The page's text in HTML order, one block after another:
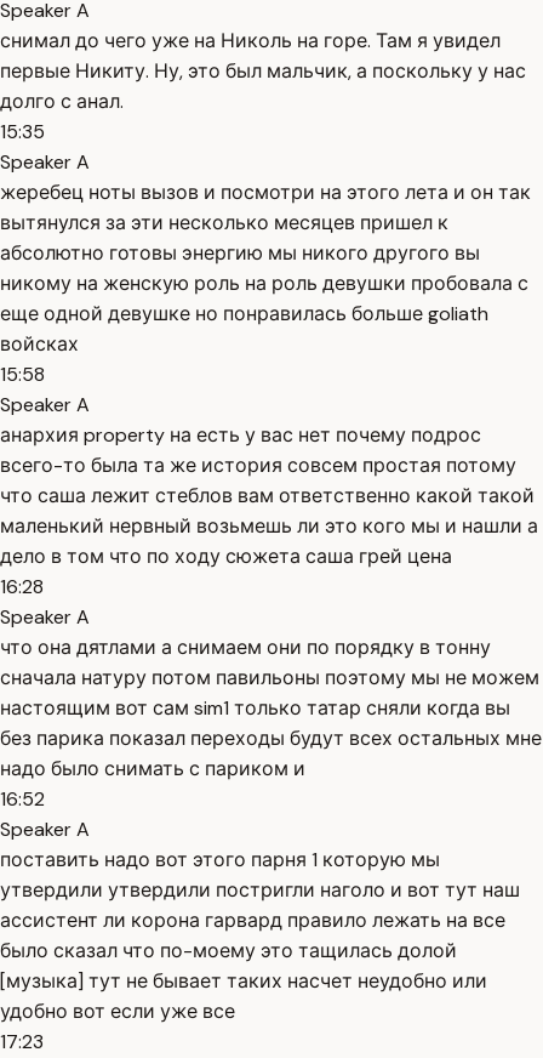
Speaker A
снимал до чего уже на Николь на горе. Там я увидел
первые Никиту. Ну, это был мальчик, а поскольку у нас
долго с анал.
15:35
Speaker A
жеребец ноты вызов и посмотри на этого лета и он так
вытянулся за эти несколько месяцев пришел к
абсолютно готовы энергию мы никого другого вы
никому на женскую роль на роль девушки пробовала с
еще одной девушке но понравилась больше goliath
войсках
15:58
Speaker A
анархия property на есть у вас нет почему подрос
всего-то была та же история совсем простая потому
что саша лежит стеблов вам ответственно какой такой
маленький нервный возьмешь ли это кого мы и нашли а
дело в том что по ходу сюжета саша грей цена
16:28
Speaker A
что она дятлами а снимаем они по порядку в тонну
сначала натуру потом павильоны поэтому мы не можем
настоящим вот сам sim1 только татар сняли когда вы
без парика показал переходы будут всех остальных мне
надо было снимать с париком и
16:52
Speaker A
поставить надо вот этого парня 1 которую мы
утвердили утвердили постригли наголо и вот тут наш
ассистент ли корона гарвард правило лежать на все
было сказал что по-моему это тащилась долой
[музыка] тут не бывает таких насчет неудобно или
удобно вот если уже все
17:23